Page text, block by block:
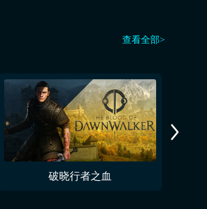
查看全部>
破晓行者之血